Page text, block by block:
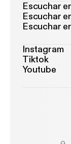
Escuchar
Escuchar
Escuchar
Instagram
Tiktok
Youtube